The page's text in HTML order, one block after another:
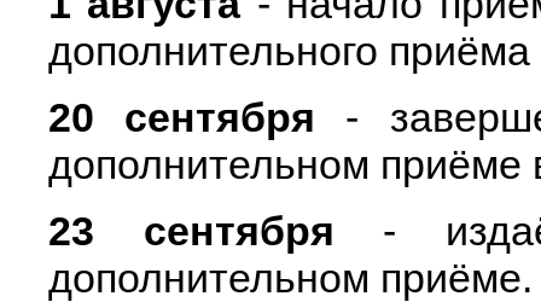
дополнительного
20 сентября -
дополнительном
23 сентября -
дополнительном приёме.